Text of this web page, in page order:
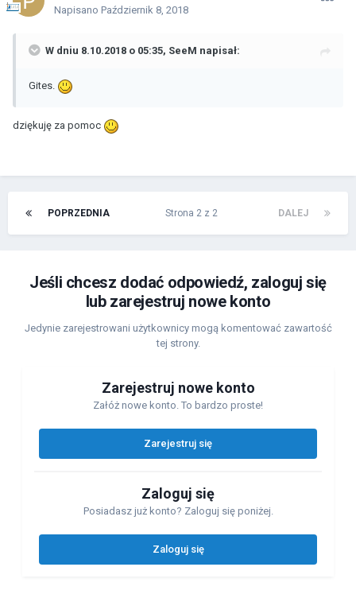
Napisano Październik 8, 2018
W dniu 8.10.2018 o 05:35, SeeM napisał:
Gites.
dziękuję za pomoc
POPRZEDNIA DALEJ
Strona 2 z 2
Jeśli chcesz dodać odpowiedź, zaloguj się
lub zarejestruj nowe konto
Jedynie zarejestrowani użytkownicy mogą komentować zawartość
tej strony.
Zarejestruj nowe konto
Załóż nowe konto. To bardzo proste!
Zarejestruj się
Zaloguj się
Posiadasz już konto? Zaloguj się poniżej.
Zaloguj się